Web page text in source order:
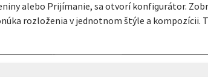
alebo Prijímanie, sa otvorí konfigurátor.
rozloženia v jednotnom štýle a kompozícii.